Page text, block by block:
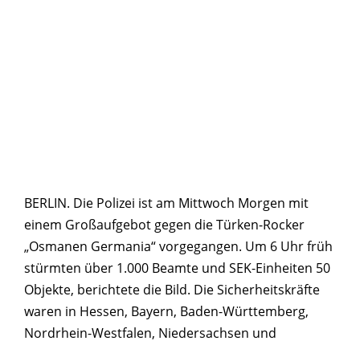
BERLIN. Die Polizei ist am Mittwoch Morgen mit
einem Großaufgebot gegen die Türken-Rocker
„Osmanen Germania“ vorgegangen. Um 6 Uhr früh
stürmten über 1.000 Beamte und SEK-Einheiten 50
Objekte, berichtete die Bild. Die Sicherheitskräfte
waren in Hessen, Bayern, Baden-Württemberg,
Nordrhein-Westfalen, Niedersachsen und